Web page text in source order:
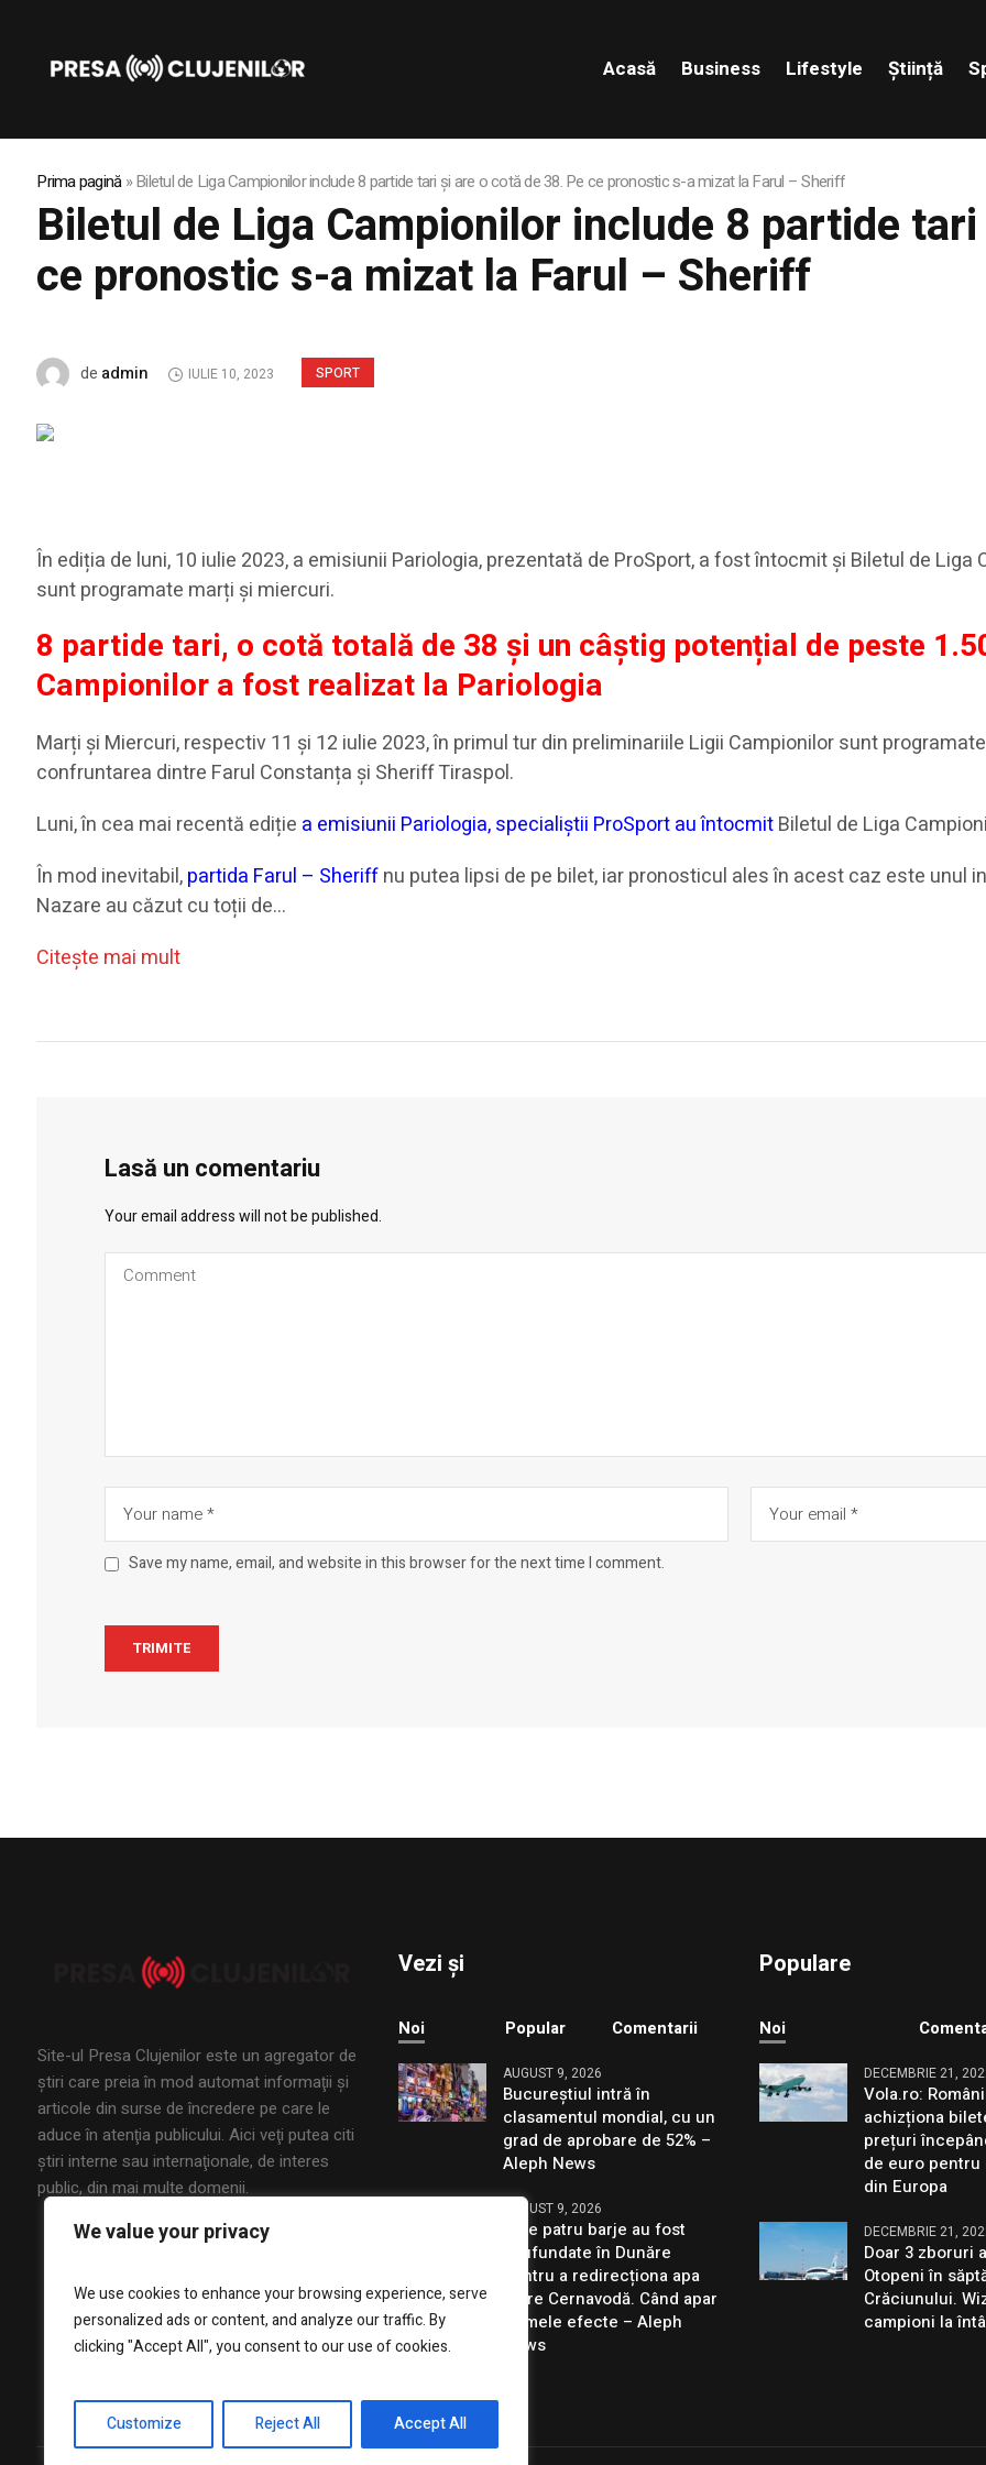
We value your privacy
We use cookies to enhance your browsing experience, serve
personalized ads or content, and analyze our traffic. By
clicking "Accept All", you consent to our use of cookies.
Customize Reject All Accept All
Acasă Business Lifestyle Știință
Prima pagină»Biletul de Liga Campionilor include 8 partide tari și are o cotă de 38. Pe ce pronostic s-a mizat la Farul – Sheriff
Biletul de Liga Campionilor include 8 partide
ce pronostic s-a mizat la Farul – Sheriff
SPORT
de admin IULIE 10, 2023
În ediția de luni, 10 iulie 2023, a emisiunii Pariologia, prezentată de ProSport, a fost întocmit și Biletul de
sunt programate marți și miercuri.
8 partide tari, o cotă totală de 38 și un câștig potențial de peste
Campionilor a fost realizat la Pariologia
Marți și Miercuri, respectiv 11 și 12 iulie 2023, în primul tur din preliminariile Ligii Campionilor sunt
confruntarea dintre Farul Constanța și Sheriff Tiraspol.
Luni, în cea mai recentă ediție a emisiunii Pariologia, specialiștii ProSport au întocmitBiletul de Liga
În mod inevitabil,partida Farul – Sheriffnu putea lipsi de pe bilet, iar pronosticul ales în acest caz este unul
Nazare au căzut cu toții de…
Citeşte mai mult
Lasă un comentariu
Your email address will not be published.
Save my name, email, and website in this browser for the next time I comment.
Site-ul Presa Clujenilor este un agregator de
ştiri care preia în mod automat informaţii şi
articole din surse de încredere pe care le
aduce în atenţia publicului. Aici veţi putea citi
ştiri interne sau internaţionale, de interes
public, din mai multe domenii.
Vezi și
Noi Popular Comentarii
AUGUST 9, 2026
Bucureștiul intră în
clasamentul mondial, cu un
grad de aprobare de 52% –
Aleph News
AUGUST 9, 2026
Cele patru barje au fost
scufundate în Dunăre
pentru a redirecționa apa
către Cernavodă. Când apar
primele efecte – Aleph
News
Populare
Noi
DECEMBRIE 21,
Vola.ro:
achizționa
prețuri
de euro pentru
din Europa
DECEMBRIE 21,
Doar 3 zboruri
Otopeni în
Crăciunului.
campioni la